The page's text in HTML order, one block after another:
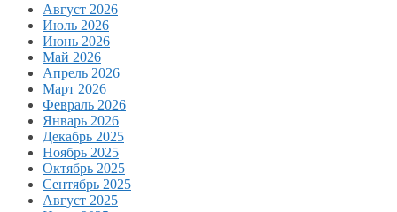
Август 2026
Июль 2026
Июнь 2026
Май 2026
Апрель 2026
Март 2026
Февраль 2026
Январь 2026
Декабрь 2025
Ноябрь 2025
Октябрь 2025
Сентябрь 2025
Август 2025